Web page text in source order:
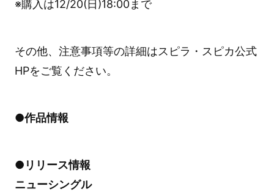
※購入は12/20(日)18:00まで
その他、注意事項等の詳細はスピラ・スピカ公式
HPをご覧ください。
●作品情報
●リリース情報
ニューシングル